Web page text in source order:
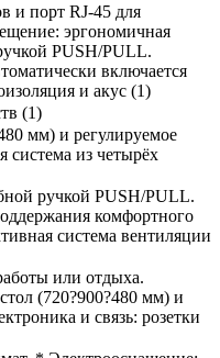
и порт RJ-45 для
эргономичная
PUSH/PULL.
включается
и акус (1)
(1)
мм) и регулируемое
система из четырёх
ручкой PUSH/PULL.
комфортного
система вентиляции
или отдыха.
(720?900?480 мм) и
и связь: розетки